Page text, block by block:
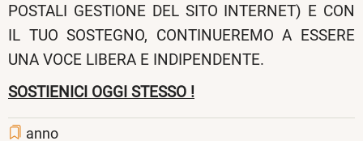
POSTALI GESTIONE DEL SITO INTERNET) E CON
IL TUO SOSTEGNO, CONTINUEREMO A ESSERE
UNA VOCE LIBERA E INDIPENDENTE.
SOSTIENICI OGGI STESSO !
anno